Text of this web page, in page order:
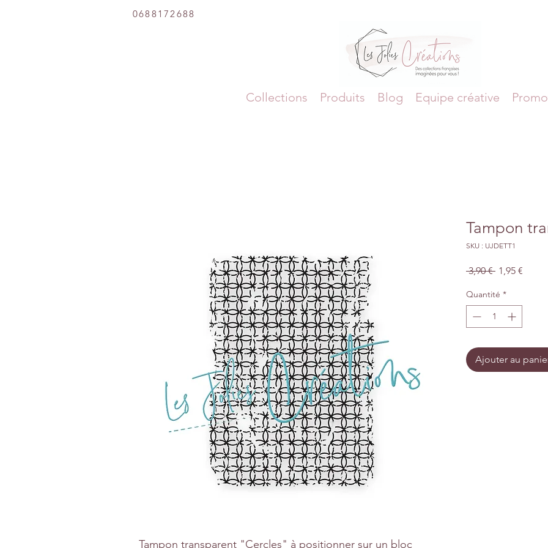
0688172688
Collections Produits Blog Equipe créative
Tampon transparent "Cercles" à positionner sur un bloc
Tampon
SKU : UJDETT1
3,90 € Prix
1,95 €
Quantité *
Ajouter au